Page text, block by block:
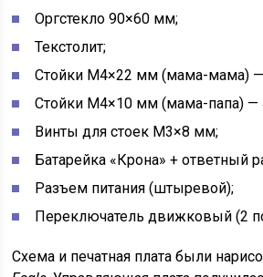
Оргстекло 90×60 мм;
Текстолит;
Стойки М4×22 мм (мама-мама)
Стойки М4×10 мм (мама-папа) —
Винты для стоек М3×8 мм;
Батарейка «Крона» + ответный
Разъем питания (штыревой);
Переключатель движковый (2
Схема и печатная плата были